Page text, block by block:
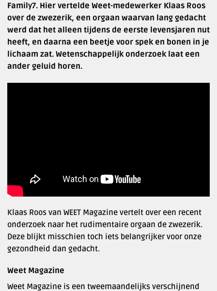
Family7. Hier vertelde Weet-medewerker Klaas Roos
over de zwezerik, een orgaan waarvan lang gedacht
werd dat het alleen tijdens de eerste levensjaren nut
heeft, en daarna een beetje voor spek en bonen in je
lichaam zat. Wetenschappelijk onderzoek laat een
ander geluid horen.
Klaas Roos van WEET Magazine vertelt over een recent
onderzoek naar het rudimentaire orgaan de zwezerik.
Deze blijkt misschien toch iets belangrijker voor onze
gezondheid dan gedacht.
Weet Magazine
Weet Magazine is een tweemaandelijks verschijnend